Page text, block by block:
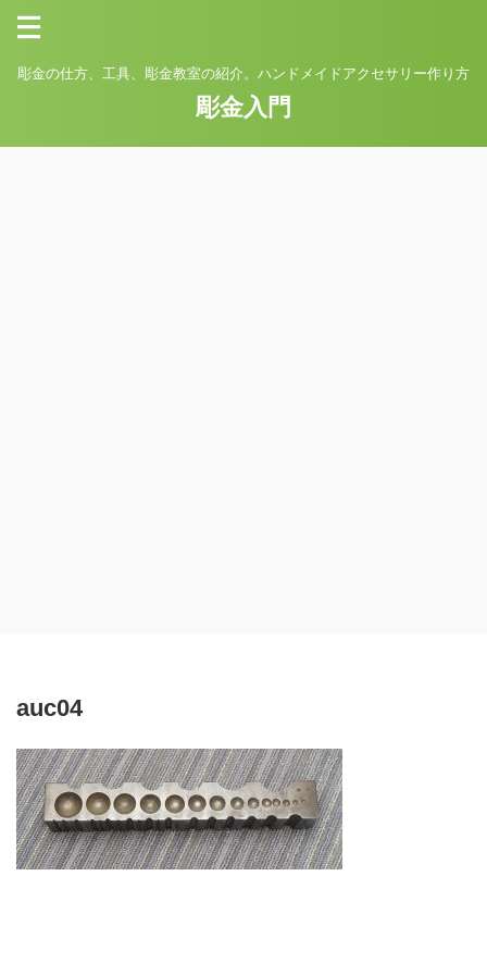
彫金の仕方、工具、彫金教室の紹介。ハンドメイドアクセサリー作り方
彫金入門
auc04